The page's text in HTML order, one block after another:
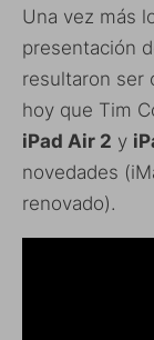
Una vez más
presentación
resultaron ser
hoy que Tim
iPad Air 2 y
novedades
renovado).